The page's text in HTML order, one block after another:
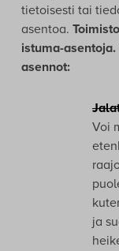
tietoisesti tai
asentoa.
istuma-asentoja.
asennot:
Voi
ja